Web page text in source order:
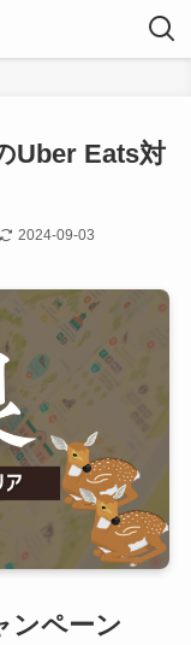
Uber Eats対
2024-09-03
ンペーン